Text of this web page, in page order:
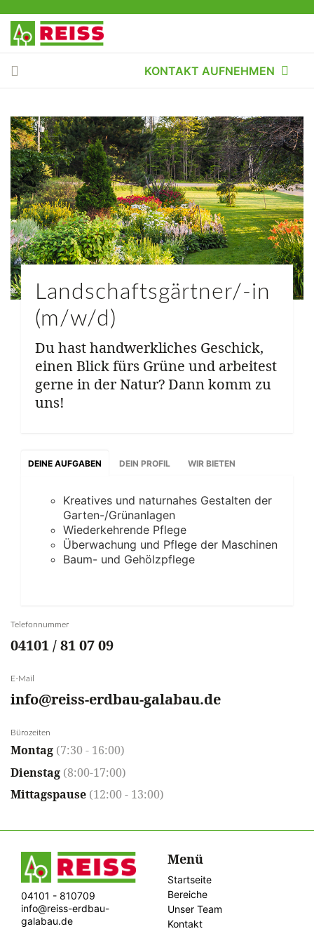
KONTAKT AUFNEHMEN
Landschaftsgärtner/-in
(m/w/d)
Du hast handwerkliches Geschick,
einen Blick fürs Grüne und arbeitest
gerne in der Natur? Dann komm zu
uns!
DEINE AUFGABEN DEIN PROFIL WIR BIETEN
Kreatives und naturnahes Gestalten der
Garten-/Grünanlagen
Wiederkehrende Pflege
Überwachung und Pflege der Maschinen
Baum- und Gehölzpflege
Telefonnummer
04101 / 81 07 09
E-Mail
info@reiss-erdbau-galabau.de
Bürozeiten
Montag (7:30 - 16:00)
Dienstag (8:00-17:00)
Mittagspause (12:00 - 13:00)
04101 - 810709
info@reiss-erdbau-
galabau.de
Menü
Startseite
Bereiche
Unser Team
Kontakt